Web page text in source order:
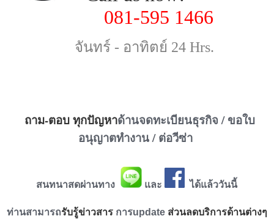
081-595 1466
จันทร์ - อาทิตย์ 24 Hrs.
ถาม-ตอบ ทุกปัญหาด้านจดทะเบียนธุรกิจ / ขอใบ
อนุญาตทำงาน / ต่อวีซ่า
สนทนาสดผ่านทาง และ ได้แล้ววันนี้
ท่านสามารถรับรู้ข่าวสารการupdate ส่วนลดบริการด้านต่างๆ